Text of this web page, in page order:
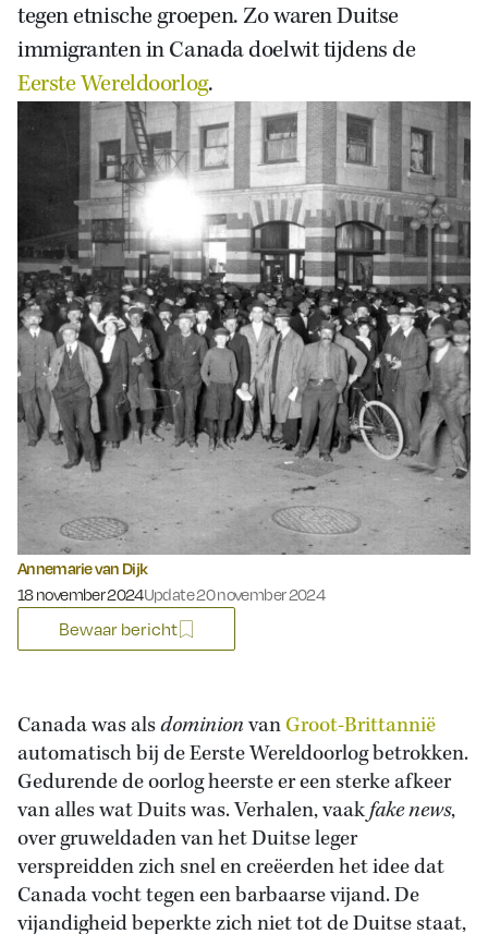
Zoek
tegen etnische groepen. Zo waren Duitse
immigranten in Canada doelwit tijdens de
Eerste Wereldoorlog.
Annemarie van Dijk
Gepubliceerd op:
18 november 2024Update 20 november 2024
Bewaar bericht
Canada was alsdominionvanGroot-Brittannië
automatisch bij de Eerste Wereldoorlog betrokken.
Gedurende de oorlog heerste er een sterke afkeer
van alles wat Duits was. Verhalen, vaakfake news,
over gruweldaden van het Duitse leger
verspreidden zich snel en creëerden het idee dat
Canada vocht tegen een barbaarse vijand. De
vijandigheid beperkte zich niet tot de Duitse staat,